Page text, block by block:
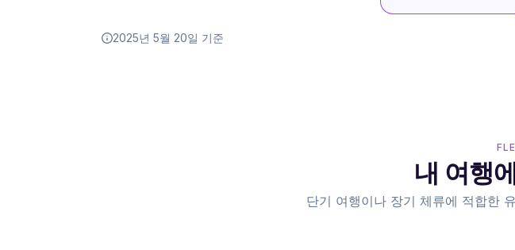
2025년 5월 20일 기준
내 여행
단기 여행이나 장기 체류에 적합한